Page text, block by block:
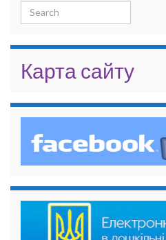
Search for:
Карта сайту